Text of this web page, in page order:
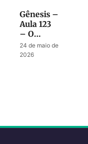
José
Gênesis –
Aula 123
– O
desafio
de ser
24 de maio de
2026